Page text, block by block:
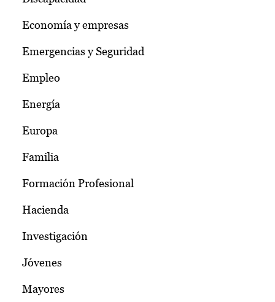
Economía y empresas
Emergencias y Seguridad
Empleo
Energía
Europa
Familia
Formación Profesional
Hacienda
Investigación
Jóvenes
Mayores